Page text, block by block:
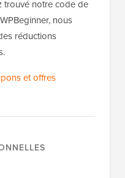
trouvé notre code de
nous
réductions
et offres